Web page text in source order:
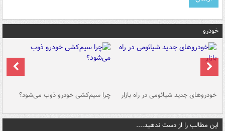
خودرو
خودروهای جدید شیائومی در راه بازار چرا سیم‌کشی خودرو ذوب می‌شود؟
این مطالب را از دست ندهید....